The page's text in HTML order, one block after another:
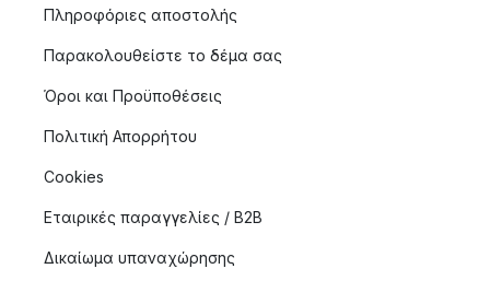
Πληροφόριες αποστολής
Παρακολουθείστε το δέμα σας
Όροι και Προϋποθέσεις
Πολιτική Απορρήτου
Cookies
Εταιρικές παραγγελίες / B2B
Δικαίωμα υπαναχώρησης